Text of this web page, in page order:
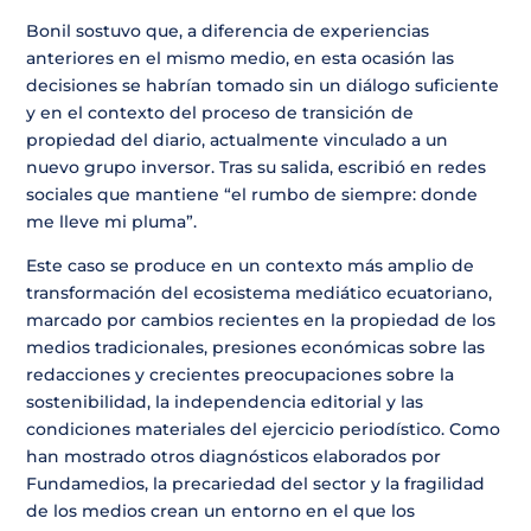
Bonil sostuvo que, a diferencia de experiencias
anteriores en el mismo medio, en esta ocasión las
decisiones se habrían tomado sin un diálogo suficiente
y en el contexto del proceso de transición de
propiedad del diario, actualmente vinculado a un
nuevo grupo inversor. Tras su salida, escribió en redes
sociales que mantiene “el rumbo de siempre: donde
me lleve mi pluma”.
Este caso se produce en un contexto más amplio de
transformación del ecosistema mediático ecuatoriano,
marcado por cambios recientes en la propiedad de los
medios tradicionales, presiones económicas sobre las
redacciones y crecientes preocupaciones sobre la
sostenibilidad, la independencia editorial y las
condiciones materiales del ejercicio periodístico. Como
han mostrado otros diagnósticos elaborados por
Fundamedios, la precariedad del sector y la fragilidad
de los medios crean un entorno en el que los